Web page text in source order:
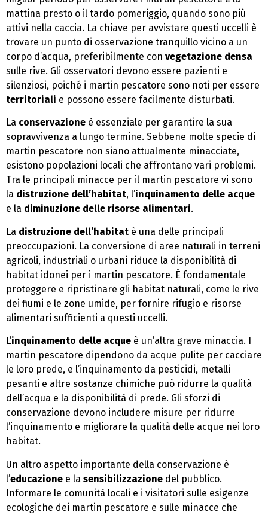
mattina presto o il tardo pomeriggio, quando sono più
attivi nella caccia. La chiave per avvistare questi uccelli è
trovare un punto di osservazione tranquillo vicino a un
corpo d’acqua, preferibilmente con vegetazione densa
sulle rive. Gli osservatori devono essere pazienti e
silenziosi, poiché i martin pescatore sono noti per essere
territoriali e possono essere facilmente disturbati.
La conservazione è essenziale per garantire la sua
sopravvivenza a lungo termine. Sebbene molte specie di
martin pescatore non siano attualmente minacciate,
esistono popolazioni locali che affrontano vari problemi.
Tra le principali minacce per il martin pescatore vi sono
la distruzione dell’habitat, l’inquinamento delle acque
e la diminuzione delle risorse alimentari.
La distruzione dell’habitat è una delle principali
preoccupazioni. La conversione di aree naturali in terreni
agricoli, industriali o urbani riduce la disponibilità di
habitat idonei per i martin pescatore. È fondamentale
proteggere e ripristinare gli habitat naturali, come le rive
dei fiumi e le zone umide, per fornire rifugio e risorse
alimentari sufficienti a questi uccelli.
L’inquinamento delle acque è un’altra grave minaccia. I
martin pescatore dipendono da acque pulite per cacciare
le loro prede, e l’inquinamento da pesticidi, metalli
pesanti e altre sostanze chimiche può ridurre la qualità
dell’acqua e la disponibilità di prede. Gli sforzi di
conservazione devono includere misure per ridurre
l’inquinamento e migliorare la qualità delle acque nei loro
habitat.
Un altro aspetto importante della conservazione è
l’educazione e la sensibilizzazione del pubblico.
Informare le comunità locali e i visitatori sulle esigenze
ecologiche dei martin pescatore e sulle minacce che